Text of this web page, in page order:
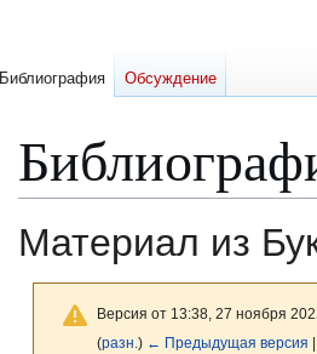
Материал из
Версия от 13:38, 27 ноября
(разн. ) ← Предыдущая версия
Библиография Обсуждение